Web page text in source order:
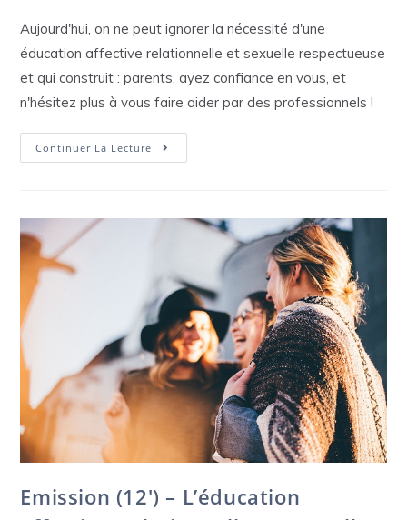
Aujourd'hui, on ne peut ignorer la nécessité d'une
éducation affective relationnelle et sexuelle respectueuse
et qui construit : parents, ayez confiance en vous, et
n'hésitez plus à vous faire aider par des professionnels !
Continuer La Lecture Emission
–
Sexuelle
Établissements
Emission (12′) – L’éducation